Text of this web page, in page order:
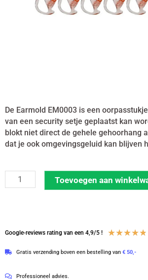
De Earmold EM0003 is een
van een security setje geplaatst kan
blokt niet direct de gehele gehoorhang
dat je ook omgevingsgeluid kan blijven
Earmold
set
stuks
Medium
Toevoegen aan
Google-reviews rating van een 4,9/5 ! ★★★★★
Gratis verzending boven een bestelling van € 50,-
Professioneel advies.